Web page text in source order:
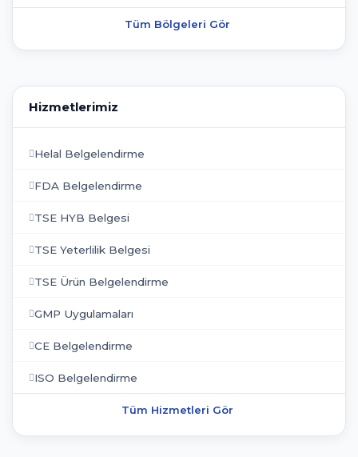
Tüm Bölgeleri Gör
Hizmetlerimiz
Helal Belgelendirme
FDA Belgelendirme
TSE HYB Belgesi
TSE Yeterlilik Belgesi
TSE Ürün Belgelendirme
GMP Uygulamaları
CE Belgelendirme
ISO Belgelendirme
Tüm Hizmetleri Gör